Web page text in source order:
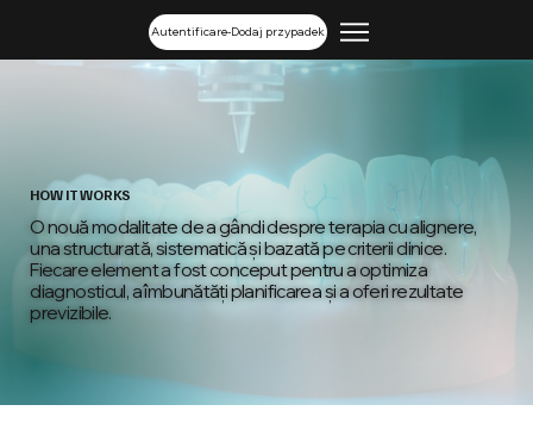
Autentificare-Dodaj przypadek
HOW IT WORKS
O nouă modalitate de a gândi despre terapia cu alignere,
una structurată, sistematică și bazată pe criterii clinice.
Fiecare element a fost conceput pentru a optimiza
diagnosticul, a îmbunătăți planificarea și a oferi rezultate
previzibile.